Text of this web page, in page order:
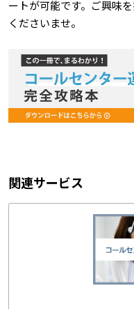
ートが可能です。ご興味
くださいませ。
関連サービス